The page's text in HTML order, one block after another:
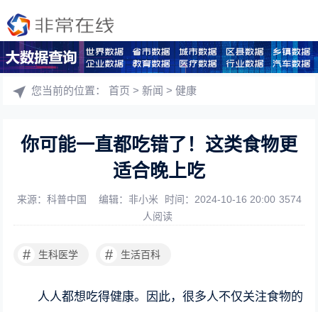
您当前的位置：首页 >新闻 >健康
你可能一直都吃错了！这类食物更
适合晚上吃
来源：科普中国 编辑：非小米 时间：2024-10-16 20:00 3574
人阅读
# 生科医学 # 生活百科
人人都想吃得健康。因此，很多人不仅关注食物的